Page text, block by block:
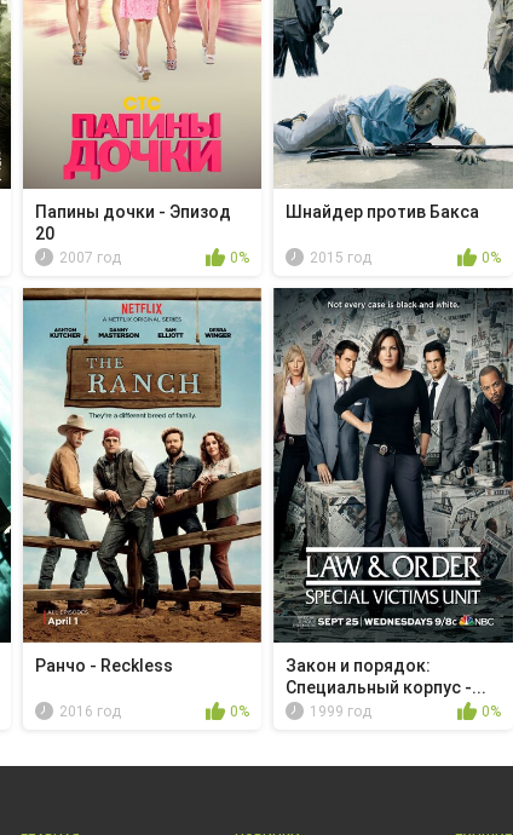
Папины дочки - Эпизод
20
2007 год 0%
Шнайдер против Бакса
2015 год 0%
Ранчо - Reckless
2016 год 0%
Закон и порядок:
Специальный корпус -...
1999 год 0%